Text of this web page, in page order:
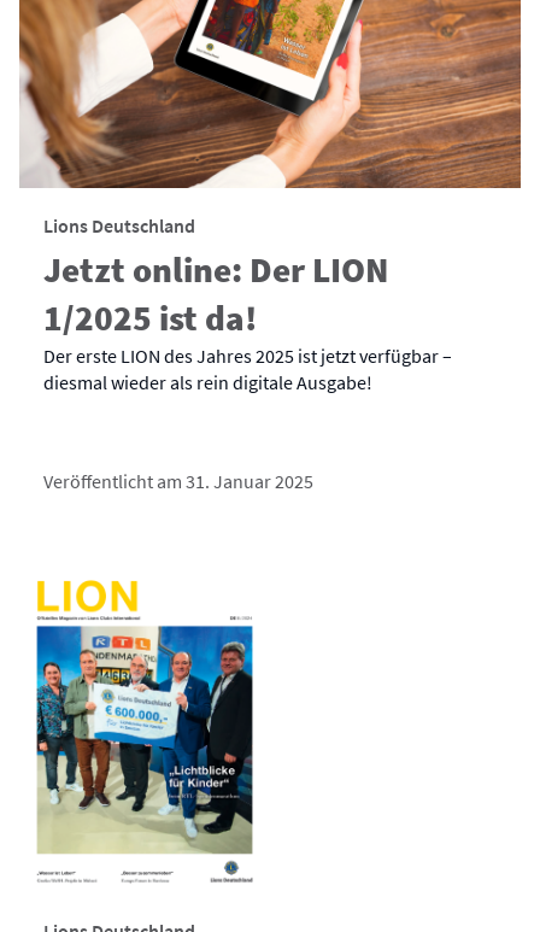
Lions Deutschland
Jetzt online: Der LION
1/2025 ist da!
Der erste LION des Jahres 2025 ist jetzt verfügbar –
diesmal wieder als rein digitale Ausgabe!
Veröffentlicht am 31. Januar 2025